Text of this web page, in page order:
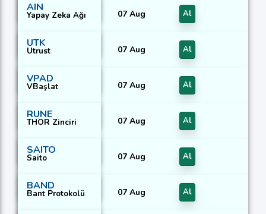
AIN
Yapay Zeka Ağı 07 Aug Al
UTK
Utrust 07 Aug Al
VPAD
VBaşlat 07 Aug Al
RUNE
THOR Zinciri 07 Aug Al
SAITO
Saito 07 Aug Al
BAND
Bant Protokolü 07 Aug Al